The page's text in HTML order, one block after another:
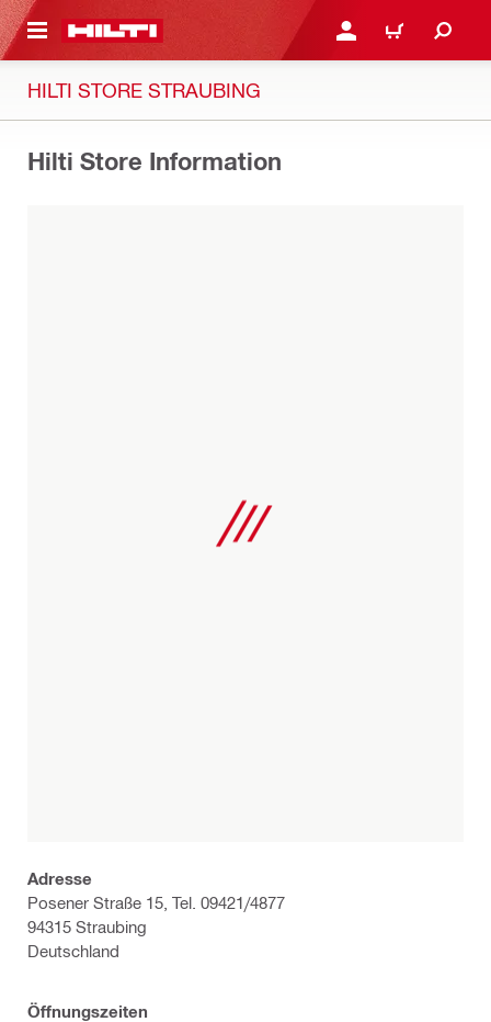
ANMELDEN ODER
WARENKORB
HILTI STORE STRAUBING
Hilti Store Information
Adresse
Posener Straße 15, Tel. 09421/4877
94315 Straubing
Deutschland
Öffnungszeiten